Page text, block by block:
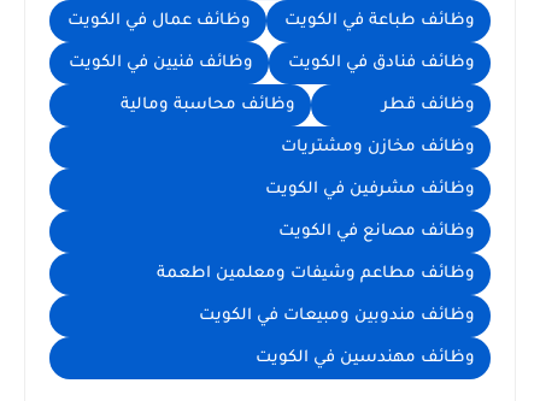
وظائف طباعة في الكويت وظائف عمال في الكويت
وظائف فنادق في الكويت وظائف فنيين في الكويت
وظائف قطر وظائف محاسبة ومالية
وظائف مخازن ومشتريات
وظائف مشرفين في الكويت
وظائف مصانع في الكويت
وظائف مطاعم وشيفات ومعلمين اطعمة
وظائف مندوبين ومبيعات في الكويت
وظائف مهندسين في الكويت